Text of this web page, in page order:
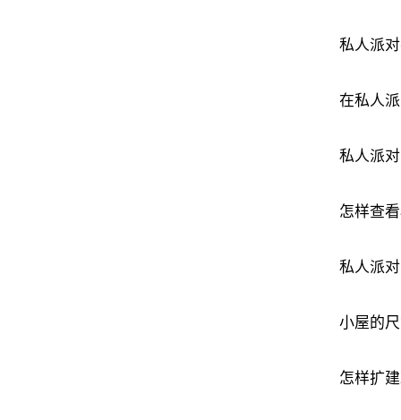
私人派
在私人
私人派
怎样查
私人派
小屋的
怎样扩